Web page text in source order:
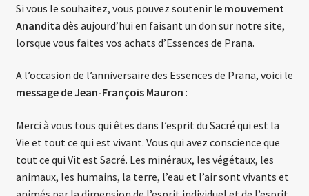
Si vous le souhaitez, vous pouvez soutenir le mouvement
Anandita dès aujourd’hui en faisant un don sur notre site,
lorsque vous faites vos achats d’Essences de Prana.
A l’occasion de l’anniversaire des Essences de Prana, voici le
message de Jean-François Mauron :
Merci à vous tous qui êtes dans l’esprit du Sacré qui est la
Vie et tout ce qui est vivant. Vous qui avez conscience que
tout ce qui Vit est Sacré. Les minéraux, les végétaux, les
animaux, les humains, la terre, l’eau et l’air sont vivants et